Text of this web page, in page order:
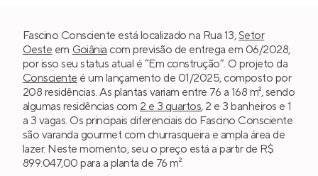
Fascino Consciente está localizado na Rua 13,Setor
Oeste em Goiânia com previsão de entrega em 06/2028,
por isso seu status atual é “Em construção”. O projeto da
Consciente é um lançamento de 01/2025, composto por
208 residências. As plantas variam entre 76 a 168 m², sendo
algumas residências com 2 e 3 quartos, 2 e 3 banheiros e 1
a 3 vagas. Os principais diferenciais do Fascino Consciente
são varanda gourmet com churrasqueira e ampla área de
lazer. Neste momento, seu o preço está a partir de R$
899.047,00 para a planta de 76 m².